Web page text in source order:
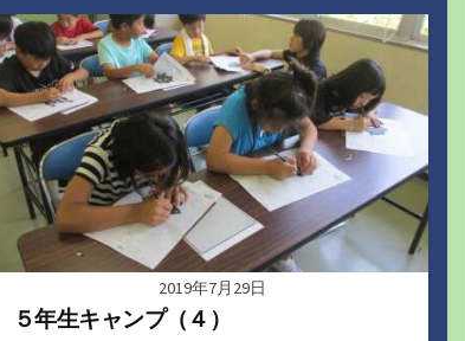
ゴ
ー
2019年7月29日
５年生キャンプ（４）